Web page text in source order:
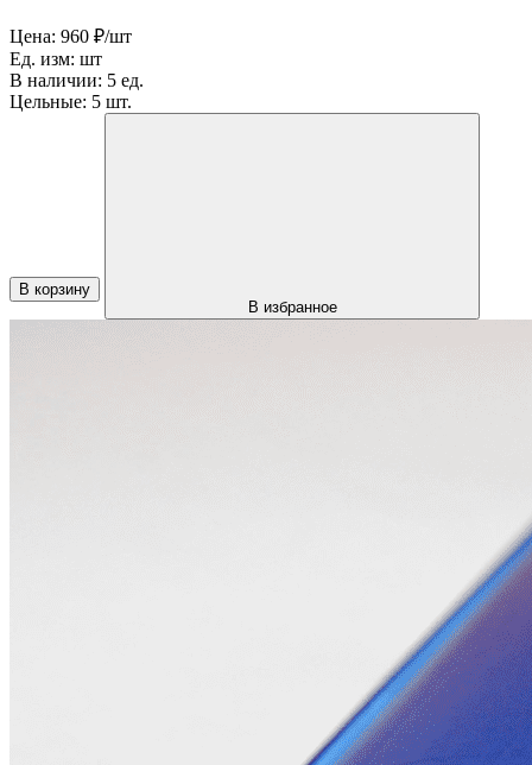
Цена: 960 ₽/шт
Ед. изм: шт
В наличии: 5 ед.
Цельные: 5 шт.
В корзину
В избранное